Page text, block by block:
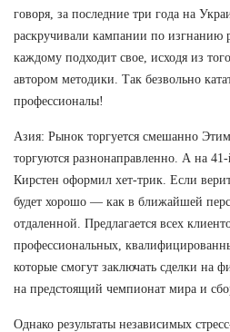
говоря, за последние три года на
раскручивали кампании по изгнанию
каждому подходит свое, исходя из
автором методики. Так безвольно
профессионалы!
Азия: Рынок торгуется смешанно
торгуются разнонаправленно. А на
Кирстен оформил хет-трик. Если
будет хорошо — как в ближайшей
отдаленной. Предлагается всех
профессиональных,
которые смогут заключать сделки на
на предстоящий чемпионат мира и
Однако результаты независимых